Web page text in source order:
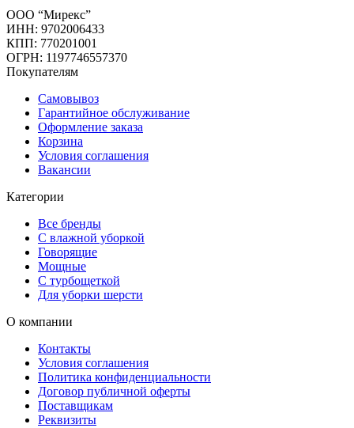
ООО “Мирекс”
ИНН: 9702006433
КПП: 770201001
ОГРН: 1197746557370
Покупателям
Самовывоз
Гарантийное обслуживание
Оформление заказа
Корзина
Условия соглашения
Вакансии
Категории
Все бренды
С влажной уборкой
Говорящие
Мощные
С турбощеткой
Для уборки шерсти
О компании
Контакты
Условия соглашения
Политика конфиденциальности
Договор публичной оферты
Поставщикам
Реквизиты